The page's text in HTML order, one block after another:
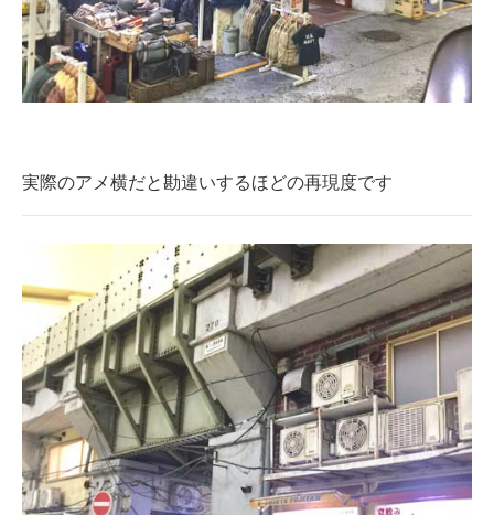
実際のアメ横だと勘違いするほどの再現度です